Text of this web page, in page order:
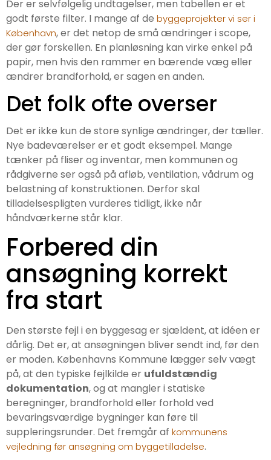
Der er selvfølgelig undtagelser, men tabellen er et
godt første filter. I mange af de byggeprojekter vi ser i
København, er det netop de små ændringer i scope,
der gør forskellen. En planløsning kan virke enkel på
papir, men hvis den rammer en bærende væg eller
ændrer brandforhold, er sagen en anden.
Det folk ofte overser
Det er ikke kun de store synlige ændringer, der tæller.
Nye badeværelser er et godt eksempel. Mange
tænker på fliser og inventar, men kommunen og
rådgiverne ser også på afløb, ventilation, vådrum og
belastning af konstruktionen. Derfor skal
tilladelsespligten vurderes tidligt, ikke når
håndværkerne står klar.
Forbered din
ansøgning korrekt
fra start
Den største fejl i en byggesag er sjældent, at idéen er
dårlig. Det er, at ansøgningen bliver sendt ind, før den
er moden. Københavns Kommune lægger selv vægt
på, at den typiske fejlkilde er ufuldstændig
dokumentation, og at mangler i statiske
beregninger, brandforhold eller forhold ved
bevaringsværdige bygninger kan føre til
suppleringsrunder. Det fremgår af kommunens
vejledning før ansøgning om byggetilladelse.